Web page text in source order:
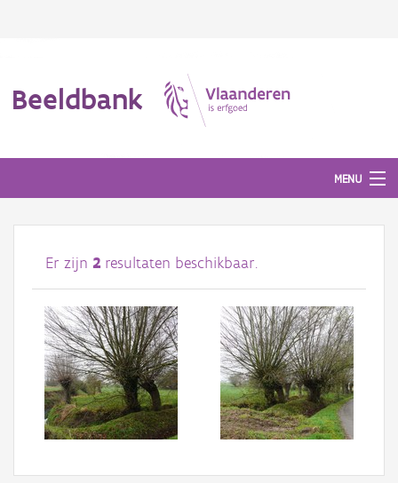
Beeldbank
MENU
Afbeeldingen
#BeeldIndeKijker
Hergebruik
Over ons
Aanmelden
Er zijn 2 resultaten beschikbaar.